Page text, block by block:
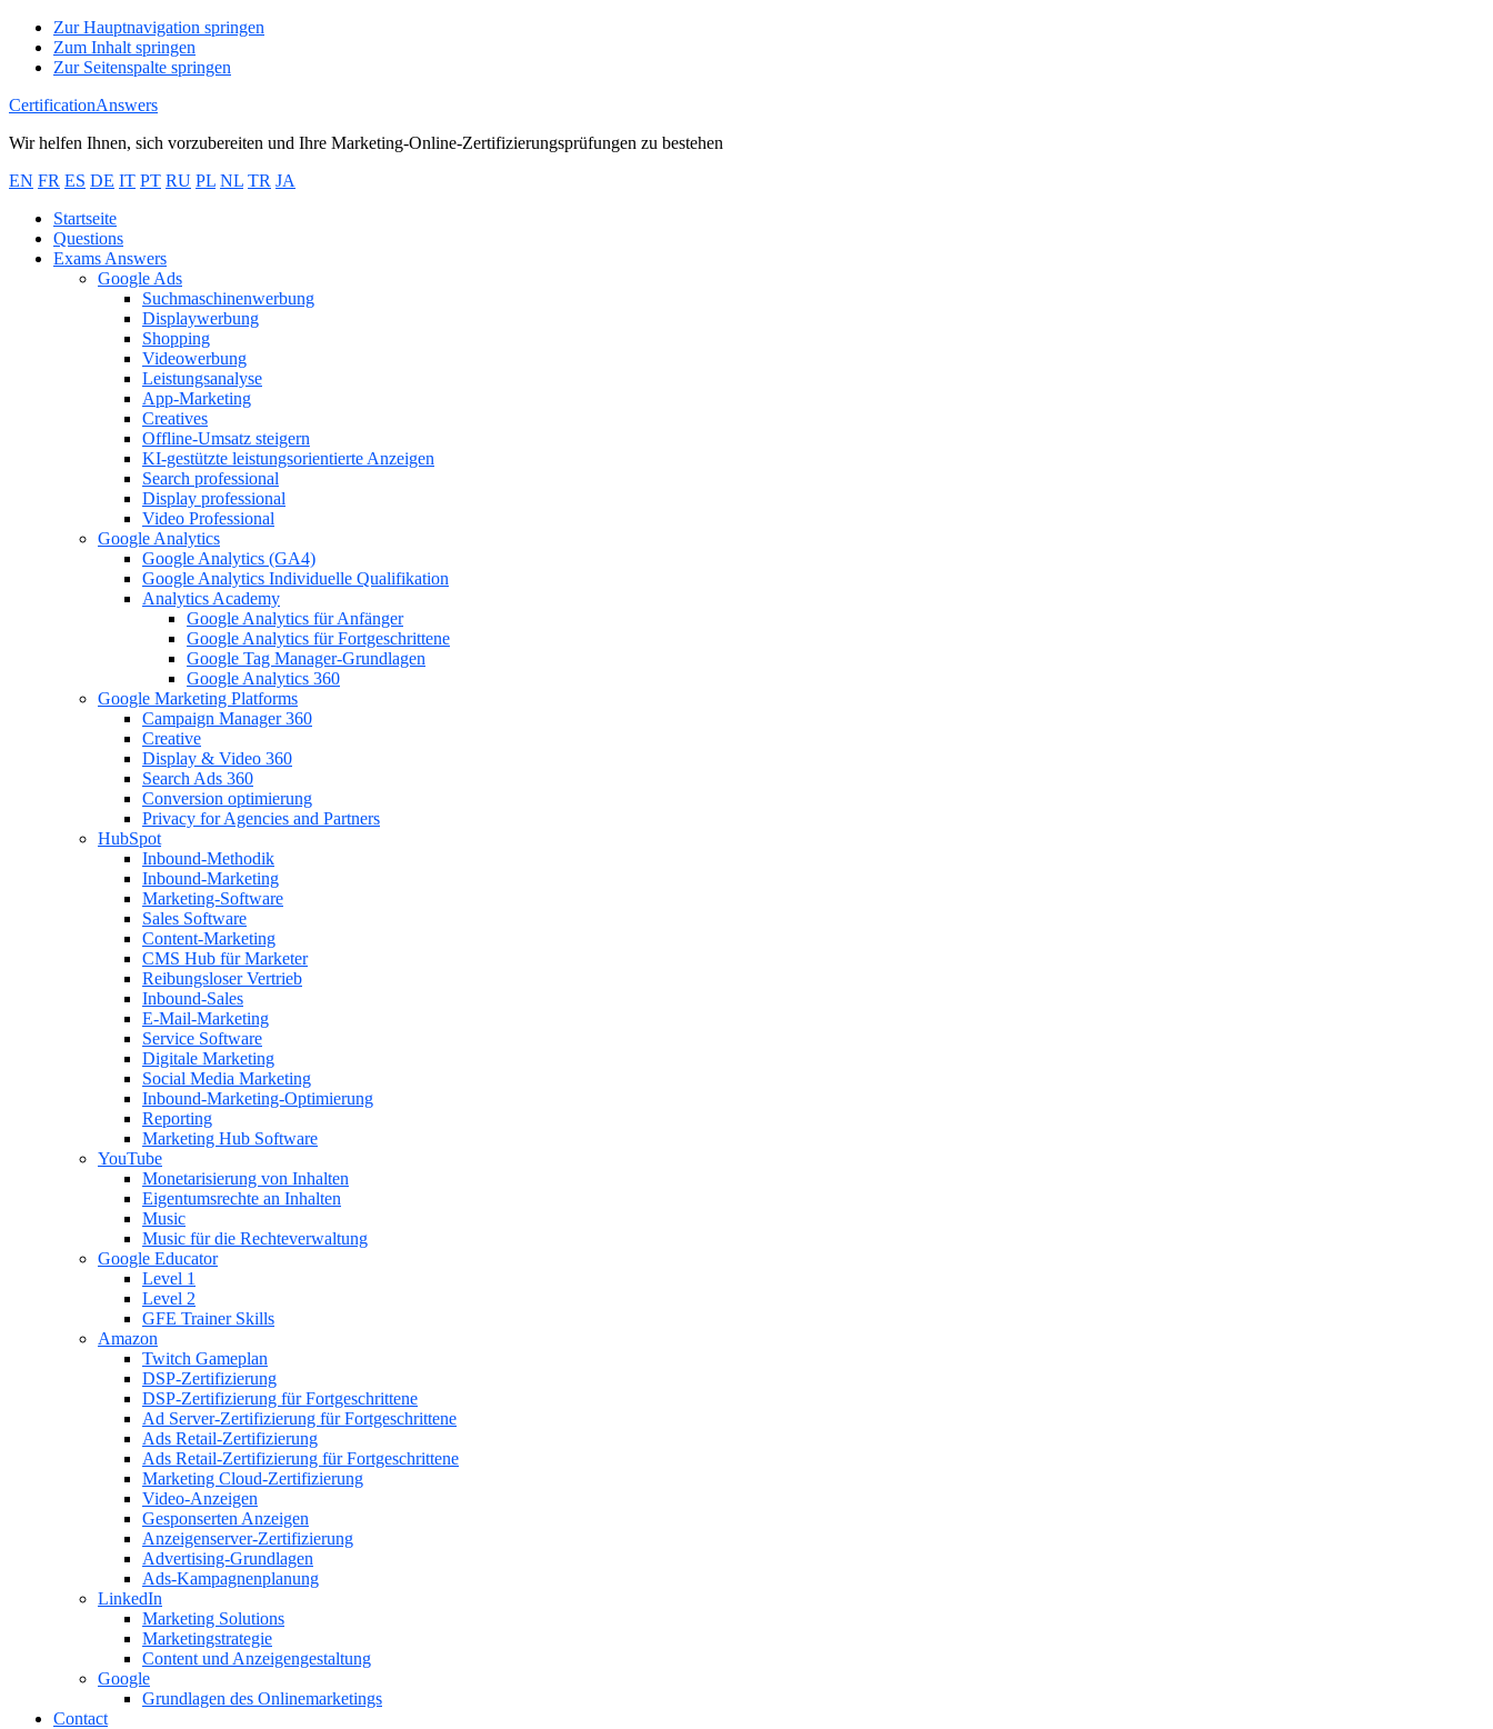
Zur Hauptnavigation springen
Zum Inhalt springen
Zur Seitenspalte springen
CertificationAnswers
Wir helfen Ihnen, sich vorzubereiten und Ihre Marketing-Online-Zertifizierungsprüfungen zu bestehen
EN FR ES DE IT PT RU PL NL TR JA
Startseite
Questions
Exams Answers
Google Ads
Suchmaschinenwerbung
Displaywerbung
Shopping
Videowerbung
Leistungsanalyse
App-Marketing
Creatives
Offline-Umsatz steigern
KI-gestützte leistungsorientierte Anzeigen
Search professional
Display professional
Video Professional
Google Analytics
Google Analytics (GA4)
Google Analytics Individuelle Qualifikation
Analytics Academy
Google Analytics für Anfänger
Google Analytics für Fortgeschrittene
Google Tag Manager-Grundlagen
Google Analytics 360
Google Marketing Platforms
Campaign Manager 360
Creative
Display & Video 360
Search Ads 360
Conversion optimierung
Privacy for Agencies and Partners
HubSpot
Inbound-Methodik
Inbound-Marketing
Marketing-Software
Sales Software
Content-Marketing
CMS Hub für Marketer
Reibungsloser Vertrieb
Inbound-Sales
E-Mail-Marketing
Service Software
Digitale Marketing
Social Media Marketing
Inbound-Marketing-Optimierung
Reporting
Marketing Hub Software
YouTube
Monetarisierung von Inhalten
Eigentumsrechte an Inhalten
Music
Music für die Rechteverwaltung
Google Educator
Level 1
Level 2
GFE Trainer Skills
Amazon
Twitch Gameplan
DSP-Zertifizierung
DSP-Zertifizierung für Fortgeschrittene
Ad Server-Zertifizierung für Fortgeschrittene
Ads Retail-Zertifizierung
Ads Retail-Zertifizierung für Fortgeschrittene
Marketing Cloud-Zertifizierung
Video-Anzeigen
Gesponserten Anzeigen
Anzeigenserver-Zertifizierung
Advertising-Grundlagen
Ads-Kampagnenplanung
LinkedIn
Marketing Solutions
Marketingstrategie
Content und Anzeigengestaltung
Google
Grundlagen des Onlinemarketings
Contact